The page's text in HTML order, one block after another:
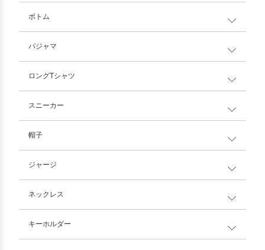
ボトム
パジャマ
ロングTシャツ
スニーカー
帽子
ジャージ
ネックレス
キーホルダー